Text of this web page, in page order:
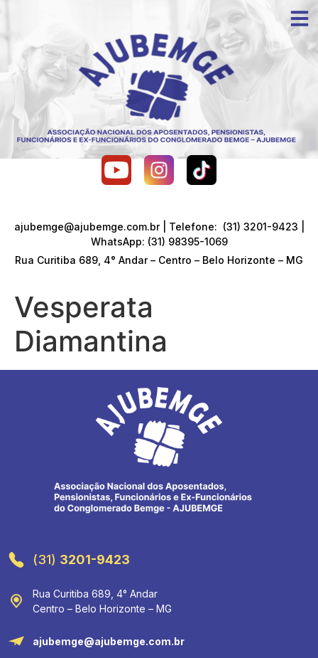
ajubemge@ajubemge.com.br | Telefone: (31) 3201-9423 |
WhatsApp: (31) 98395-1069
Rua Curitiba 689, 4° Andar – Centro – Belo Horizonte – MG
Vesperata
Diamantina
(31) 3201-9423
Rua Curitiba 689, 4° Andar
Centro – Belo Horizonte – MG
ajubemge@ajubemge.com.br